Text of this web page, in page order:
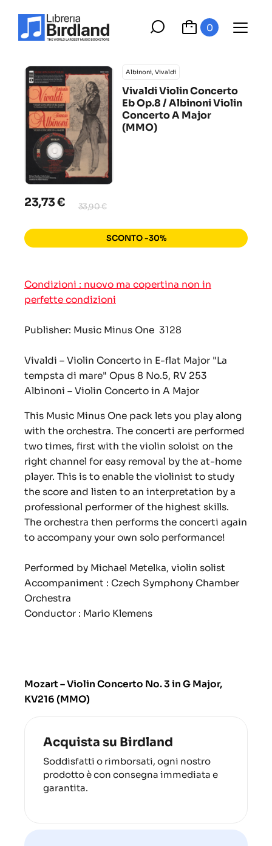
0
Albinoni, Vivaldi
Vivaldi Violin Concerto
Eb Op.8 / Albinoni Violin
Concerto A Major
(MMO)
23,73 € 33,90 €
SCONTO -30%
Condizioni : nuovo ma copertina non in
perfette condizioni
Publisher: Music Minus One 3128
Vivaldi – Violin Concerto in E-flat Major "La
tempsta di mare" Opus 8 No.5, RV 253
Albinoni – Violin Concerto in A Major
This Music Minus One pack lets you play along
with the orchestra. The concerti are performed
two times, first with the violin soloist on the
right channel for easy removal by the at-home
player. This is to enable the violinist to study
the score and listen to an interpretation by a
professional performer of the highest skills.
The orchestra then performs the concerti again
to accompany your own solo performance!
Performed by Michael Metelka, violin solist
Accompaniment : Czech Symphony Chamber
Orchestra
Conductor : Mario Klemens
Mozart – Violin Concerto No. 3 in G Major,
KV216 (MMO)
Acquista su Birdland
Soddisfatti o rimborsati, ogni nostro
prodotto è con consegna immediata e
garantita.